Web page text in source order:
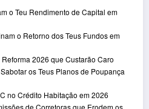
o Teu Rendimento de Capital em
o Retorno dos Teus Fundos em
2026 que Custarão Caro
os Teus Planos de Poupança
no Crédito Habitação em 2026
de Corretoras que Erodem os